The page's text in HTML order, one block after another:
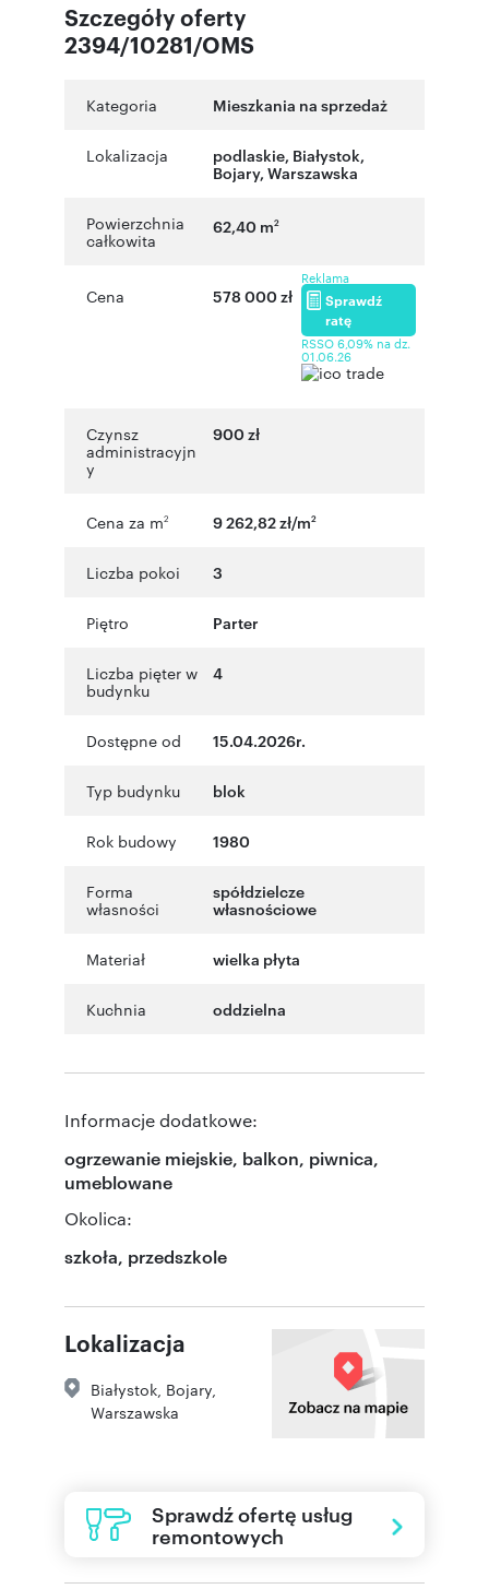
Szczegóły oferty
2394/10281/OMS
Kategoria Mieszkania na sprzedaż
Lokalizacja podlaskie, Białystok,
Bojary, Warszawska
Powierzchnia
całkowita
62,40 m2
Cena 578 000 zł
Reklama
Sprawdź
ratę
RSSO 6,09% na dz.
01.06.26
Czynsz
administracyjn
y
900 zł
Cena za m2 9 262,82 zł/m2
Liczba pokoi 3
Piętro Parter
Liczba pięter w
budynku
4
Dostępne od 15.04.2026r.
Typ budynku blok
Rok budowy 1980
Forma
własności
spółdzielcze
własnościowe
Materiał wielka płyta
Kuchnia oddzielna
Informacje dodatkowe:
ogrzewanie miejskie, balkon, piwnica,
umeblowane
Okolica:
szkoła, przedszkole
Lokalizacja
Białystok Bojary
Warszawska
Sprawdź ofertę usług
remontowych